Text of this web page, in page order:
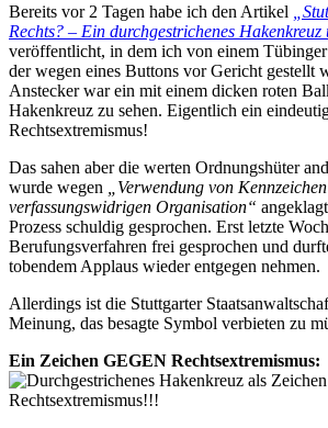
Bereits vor 2 Tagen habe ich den Artikel
Rechts? – Ein durchgestrichenes
veröffentlicht, in dem ich von einem
der wegen eines Buttons vor Gericht gestellt
Anstecker war ein mit einem dicken roten
Hakenkreuz zu sehen. Eigentlich ein
Rechtsextremismus!
Das sahen aber die werten Ordnungshüter
wurde wegen
„Verwendung von
verfassungswidrigen Organisation“
Prozess schuldig gesprochen. Erst letzte
Berufungsverfahren frei gesprochen und
tobendem Applaus wieder entgegen nehmen.
Allerdings ist die Stuttgarter
Meinung, das besagte Symbol verbieten zu
Ein Zeichen GEGEN Rechtsextremismus: